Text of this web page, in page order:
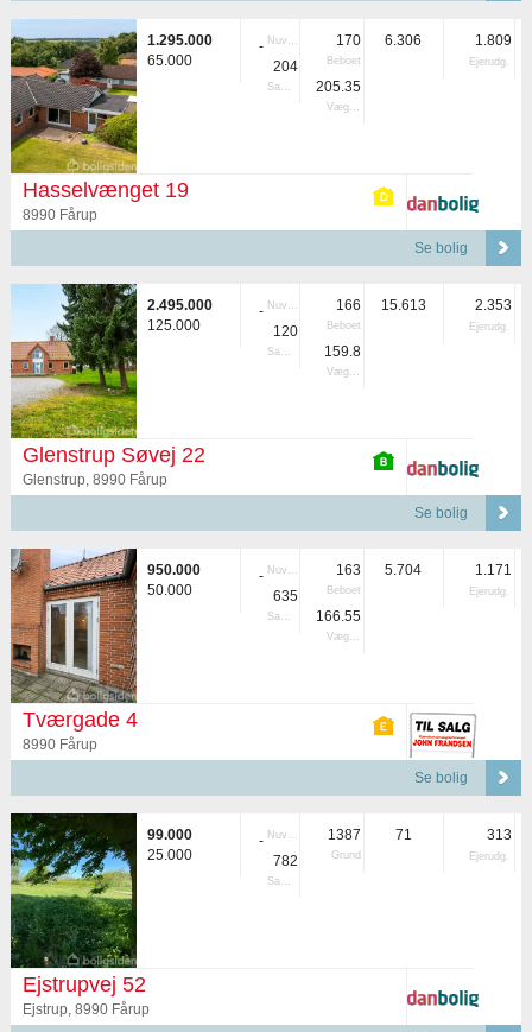
1.295.000
65.000
- Nuvær.
204
Samlet
170
Beboet
205.35
Vægtet
6.306 1.809
Ejerudg.
Hasselvænget 19
8990 Fårup
Se bolig
2.495.000
125.000
- Nuvær.
120
Samlet
166
Beboet
159.8
Vægtet
15.613 2.353
Ejerudg.
Glenstrup Søvej 22
Glenstrup, 8990 Fårup
Se bolig
950.000
50.000
- Nuvær.
635
Samlet
163
Beboet
166.55
Vægtet
5.704 1.171
Ejerudg.
Tværgade 4
8990 Fårup
Se bolig
99.000
25.000
- Nuvær.
782
Samlet
1387
Grund
71 313
Ejerudg.
Ejstrupvej 52
Ejstrup, 8990 Fårup